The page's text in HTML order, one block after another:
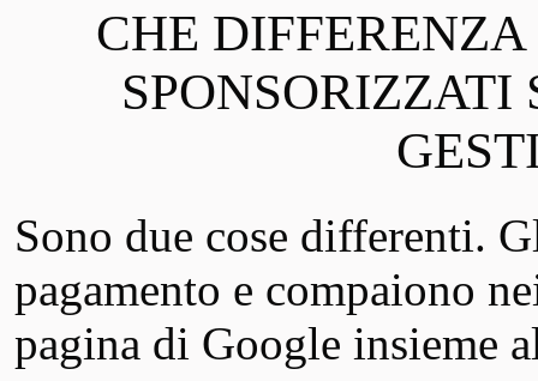
CHE
SPONSORIZZATI
Sono due cose differenti.
pagamento e compaiono
pagina di Google insieme